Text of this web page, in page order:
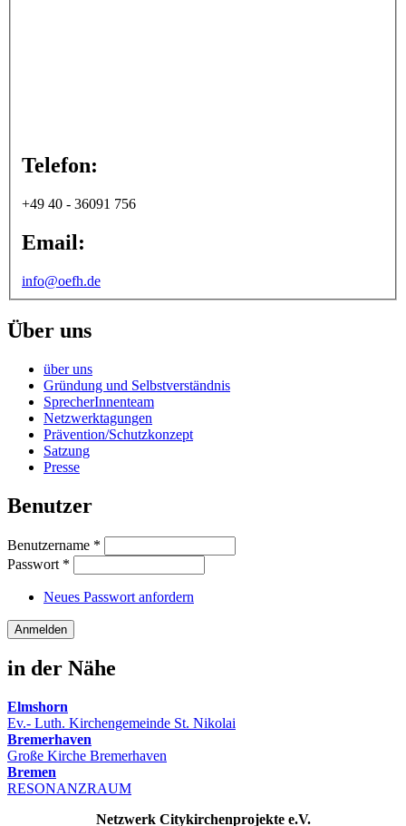
Telefon:
+49 40 - 36091 756
Email:
info@oefh.de
Über uns
über uns
Gründung und Selbstverständnis
SprecherInnenteam
Netzwerktagungen
Prävention/Schutzkonzept
Satzung
Presse
Benutzer
Benutzername *
Passwort *
Neues Passwort anfordern
in der Nähe
Elmshorn
Ev.- Luth. Kirchengemeinde St. Nikolai
Bremerhaven
Große Kirche Bremerhaven
Bremen
RESONANZRAUM
Netzwerk Citykirchenprojekte e.V.